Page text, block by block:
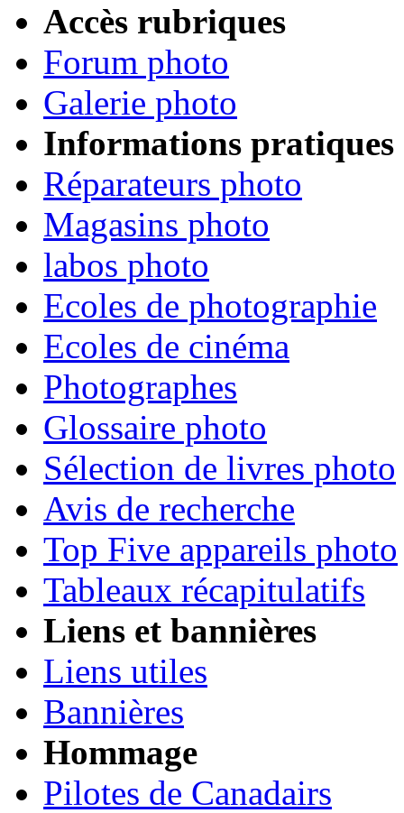
Accès rubriques
Forum photo
Galerie photo
Informations pratiques
Réparateurs photo
Magasins photo
labos photo
Ecoles de photographie
Ecoles de cinéma
Photographes
Glossaire photo
Sélection de livres photo
Avis de recherche
Top Five appareils photo
Tableaux récapitulatifs
Liens et bannières
Liens utiles
Bannières
Hommage
Pilotes de Canadairs